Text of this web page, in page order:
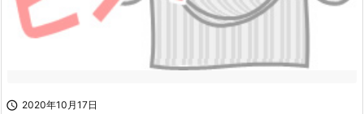
 2020年10月17日